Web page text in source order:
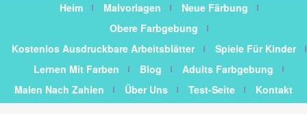
Heim Malvorlagen
Neue Färbung
Obere Farbgebung
Kostenlos Ausdruckbare Arbeitsblätter
Spiele Für Kinder
Lernen Mit Farben
Blog
Adults Farbgebung
Malen Nach Zahlen
Über Uns Test-Seite Kontakt